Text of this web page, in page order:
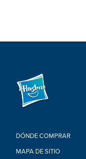
DÓNDE COMPRAR
MAPA DE SITIO